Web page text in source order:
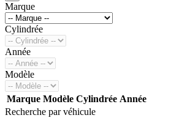
Marque
Cylindrée
Année
Modèle
Marque Modèle Cylindrée Année
Recherche par véhicule